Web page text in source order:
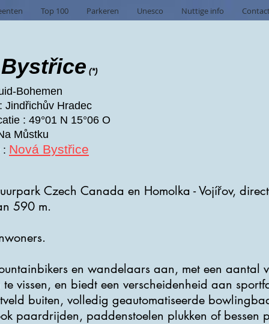
Top 100 Parkeren Unesco Nuttige info
(*)
Bohemen
Jindřichův Hradec
: 49°01 N 15°06 O
Můstku
: Nová Bystřice
Czech Canada en Homolka - Vojířov,
590 m.
en wandelaars aan, met een aantal
vissen, en biedt een verscheidenheid aan
buiten, volledig geautomatiseerde
paardrijden, paddenstoelen plukken of bessen